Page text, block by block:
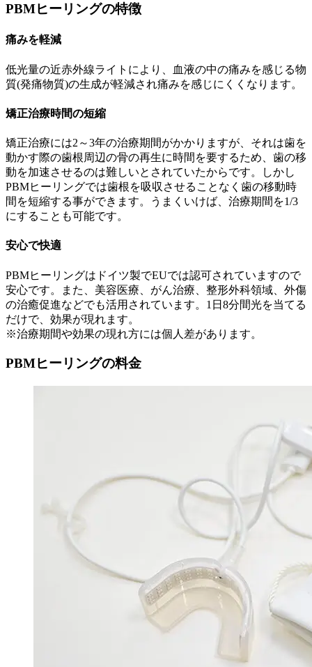
PBMヒーリングの特徴
痛みを軽減
低光量の近赤外線ライトにより、血液の中の痛みを感じる物
質(発痛物質)の生成が軽減され痛みを感じにくくなります。
矯正治療時間の短縮
矯正治療には2～3年の治療期間がかかりますが、それは歯を
動かす際の歯根周辺の骨の再生に時間を要するため、歯の移
動を加速させるのは難しいとされていたからです。しかし
PBMヒーリングでは歯根を吸収させることなく歯の移動時
間を短縮する事ができます。うまくいけば、治療期間を1/3
にすることも可能です。
安心で快適
PBMヒーリングはドイツ製でEUでは認可されていますので
安心です。また、美容医療、がん治療、整形外科領域、外傷
の治癒促進などでも活用されています。1日8分間光を当てる
だけで、効果が現れます。
※治療期間や効果の現れ方には個人差があります。
PBMヒーリングの料金